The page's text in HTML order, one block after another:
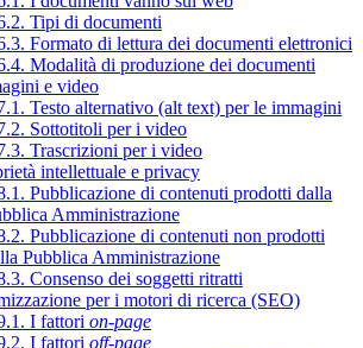
Tipi di documenti
Formato di lettura dei documenti elettronici
Modalità di produzione dei documenti
e video
Testo alternativo (alt text) per le immagini
Sottotitoli per i video
Trascrizioni per i video
intellettuale e privacy
Pubblicazione di contenuti prodotti dalla
Amministrazione
Pubblicazione di contenuti non prodotti
Pubblica Amministrazione
Consenso dei soggetti ritratti
per i motori di ricerca (SEO)
I fattori on-page
I fattori off-page